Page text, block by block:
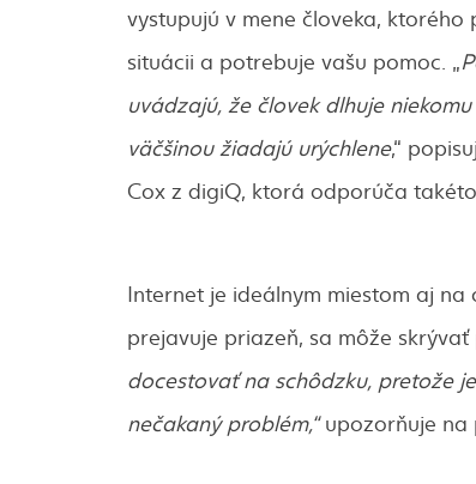
vystupujú v mene človeka,
situácii a potrebuje vašu pomoc. „
uvádzajú, že človek dlhuje
väčšinou žiadajú urýchlene,“
Cox z digiQ, ktorá odporúča
Internet je ideálnym miestom aj
prejavuje priazeň, sa môže skrývať
docestovať na schôdzku, pretože
nečakaný problém,“upozorňuje na